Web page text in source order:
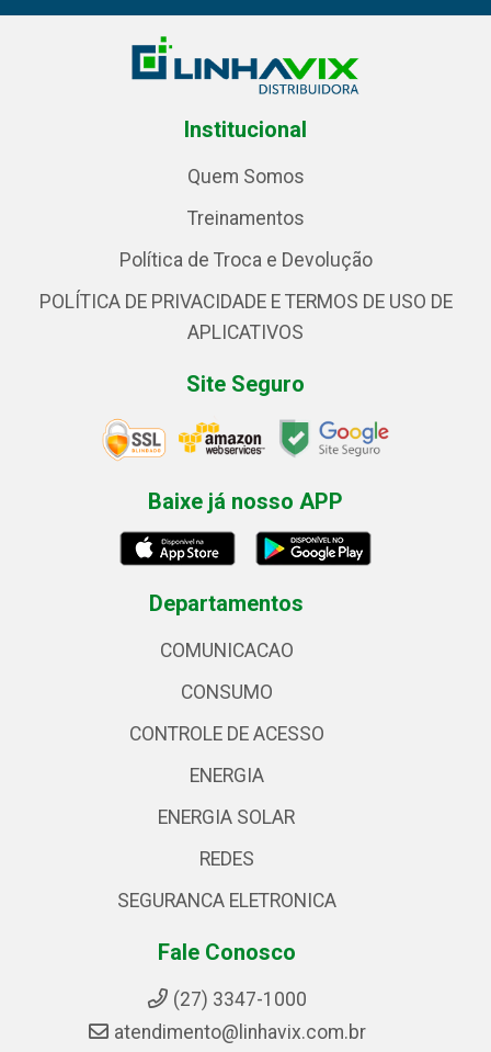
Institucional
Quem Somos
Treinamentos
Política de Troca e Devolução
POLÍTICA DE PRIVACIDADE E TERMOS DE USO DE
APLICATIVOS
Site Seguro
Baixe já nosso APP
Departamentos
COMUNICACAO
CONSUMO
CONTROLE DE ACESSO
ENERGIA
ENERGIA SOLAR
REDES
SEGURANCA ELETRONICA
Fale Conosco
(27) 3347-1000
atendimento@linhavix.com.br